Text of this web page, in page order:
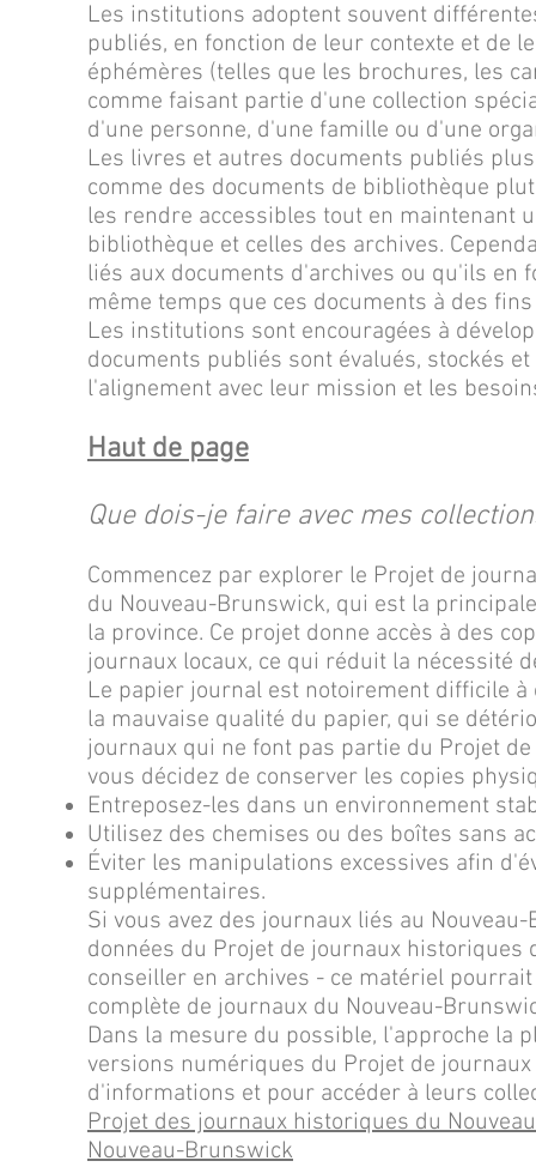
Les institutions adoptent souvent
publiés, en fonction de leur contexte et de
éphémères (telles que les brochures, les
comme faisant partie d'une collection
d'une personne, d'une famille ou d'une
Les livres et autres documents publiés
comme des documents de bibliothèque
les rendre accessibles tout en maintenant
bibliothèque et celles des archives.
liés aux documents d'archives ou qu'ils en
même temps que ces documents à des
Les institutions sont encouragées à
documents publiés sont évalués, stockés
l'alignement avec leur mission et les
Haut de page
Que dois-je faire avec mes
Commencez par explorer le Projet de
du Nouveau-Brunswick, qui est la
la province. Ce projet donne accès à des
journaux locaux, ce qui réduit la nécessité
Le papier journal est notoirement difficile
la mauvaise qualité du papier, qui se
journaux qui ne font pas partie du Projet
vous décidez de conserver les copies
Entreposez-les dans un environnement
Utilisez des chemises ou des boîtes sans
Éviter les manipulations excessives afin
supplémentaires.
Si vous avez des journaux liés au
données du Projet de journaux historiques
conseiller en archives - ce matériel
complète de journaux du Nouveau-
Dans la mesure du possible, l'approche la
versions numériques du Projet de
d'informations et pour accéder à leurs
Projet des journaux historiques du
Nouveau-Brunswick